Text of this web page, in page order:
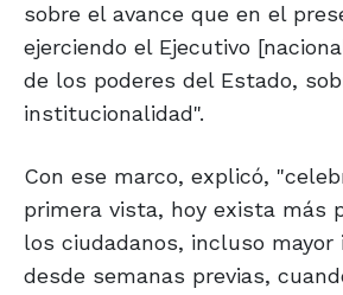
sobre el avance que en el
ejerciendo el Ejecutivo
de los poderes del Estado,
institucionalidad".
Con ese marco, explicó,
primera vista, hoy exista más
los ciudadanos, incluso mayor
desde semanas previas,